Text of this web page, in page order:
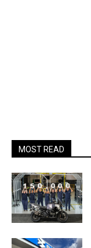
MOST READ